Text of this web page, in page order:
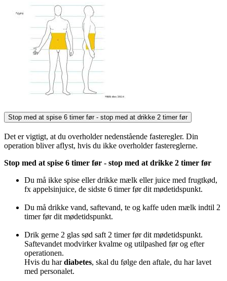
Stop med at spise 6 timer før - stop med at drikke 2 timer før
Det er vigtigt, at du overholder nedenstående fasteregler. Din
operation bliver aflyst, hvis du ikke overholder fastereglerne.
Stop med at spise 6 timer før - stop med at drikke 2 timer før
Du må ikke spise eller drikke mælk eller juice med frugtkød,
fx appelsinjuice, de sidste 6 timer før dit mødetidspunkt.
Du må drikke vand, saftevand, te og kaffe uden mælk indtil 2
timer før dit mødetidspunkt.
Drik gerne 2 glas sød saft 2 timer før dit mødetidspunkt.
Saftevandet modvirker kvalme og utilpashed før og efter
operationen.
Hvis du hardiabetes, skal du følge den aftale, du har lavet
med personalet.